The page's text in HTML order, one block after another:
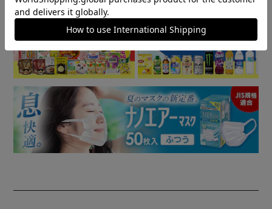
▼ 食品・飲料おすすめ ▼